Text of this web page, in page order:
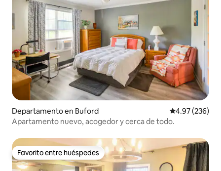
Departamento en Buford Calificación
4.97 (236)
Apartamento nuevo, acogedor y cerca de todo.
Favorito entre huéspedes
Favorito entre huéspedes